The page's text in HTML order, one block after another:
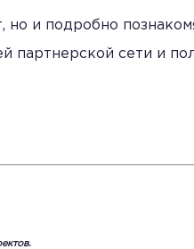
но и подробно
партнерской сети и